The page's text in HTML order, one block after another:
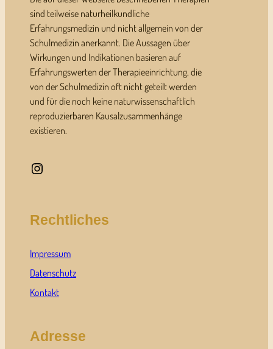
sind teilweise naturheilkundliche
Erfahrungsmedizin und nicht allgemein von der
Schulmedizin anerkannt. Die Aussagen über
Wirkungen und Indikationen basieren auf
Erfahrungswerten der Therapieeinrichtung, die
von der Schulmedizin oft nicht geteilt werden
und für die noch keine naturwissenschaftlich
reproduzierbaren Kausalzusammenhänge
existieren.
Instagram
Rechtliches
Impressum
Datenschutz
Kontakt
Adresse